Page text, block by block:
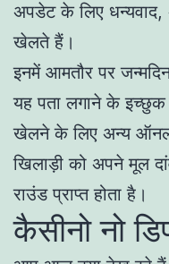
अपडेट के लिए धन्यवाद,
खेलते हैं।
इनमें आमतौर पर
यह पता लगाने के
खेलने के लिए अन्य
खिलाड़ी को अपने मूल
राउंड प्राप्त होता है।
कैसीनो नो